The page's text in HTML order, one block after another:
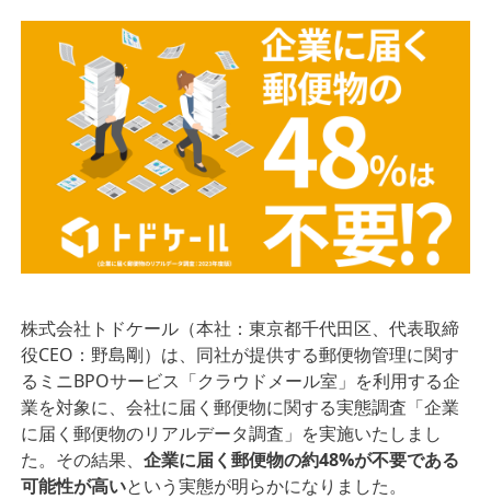
株式会社トドケール（本社：東京都千代⽥区、代表取締
役CEO：野島剛）は、同社が提供する郵便物管理に関す
るミニBPOサービス「クラウドメール室」を利⽤する企
業を対象に、会社に届く郵便物に関する実態調査「企業
に届く郵便物のリアルデータ調査」を実施いたしまし
た。その結果、 企業に届く郵便物の約48%が不要である
可能性が⾼いという実態が明らかになりました。